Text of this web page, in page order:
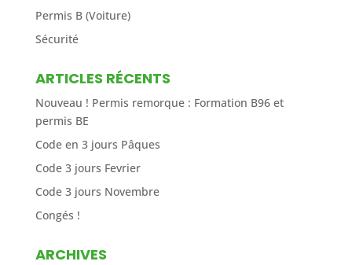
Permis B (Voiture)
Sécurité
ARTICLES RÉCENTS
Nouveau ! Permis remorque : Formation B96 et
permis BE
Code en 3 jours Pâques
Code 3 jours Fevrier
Code 3 jours Novembre
Congés !
ARCHIVES